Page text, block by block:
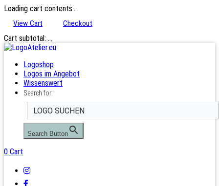
Loading cart contents...
View Cart Checkout
Cart subtotal: …
Logoshop
Logos im Angebot
Wissenswert
Search for:
Search Button
0 Cart